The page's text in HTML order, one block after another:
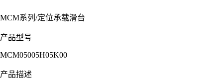
MCM系列 /定位承载滑台
产品型号
MCM05005H05K00
产品描述